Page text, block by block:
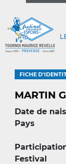
FICHE
MARTIN
Date de
Pays
Festival